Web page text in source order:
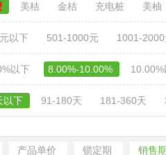
美桔 金桔 充电桩 美柚
以下 501-1000元 1001-
以下 8.00%-10.00%
以下 91-180天 181-360天
产品单价 锁定期 销售